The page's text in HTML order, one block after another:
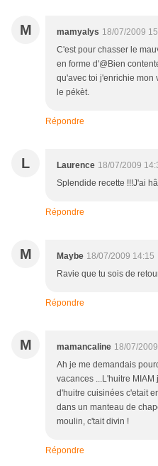
M mamyalys 18/07/2009
C'est pour chasser le
en forme d'@Bien
qu'avec toi j'enrichie mon
le pékèt.
Répondre
L Laurence 18/07/2009
Splendide recette !!!J'ai
Répondre
M Maybe 18/07/2009 14:15
Ravie que tu sois de
Répondre
M mamancaline 18/07/
Ah je me demandais
vacances ...L'huitre
d'huitre cuisinées c'etait
dans un manteau de
moulin, c'tait divin !
Répondre